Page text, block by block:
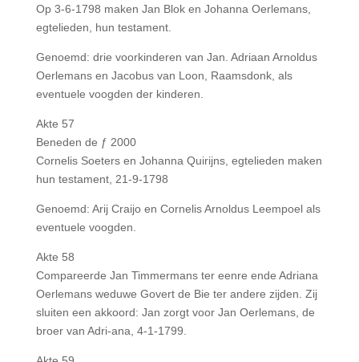
Op 3-6-1798 maken Jan Blok en Johanna Oerlemans,
egtelieden, hun testament.
Genoemd: drie voorkinderen van Jan. Adriaan Arnoldus
Oerlemans en Jacobus van Loon, Raamsdonk, als
eventuele voogden der kinderen.
Akte 57
Beneden de ƒ 2000
Cornelis Soeters en Johanna Quirijns, egtelieden maken
hun testament, 21-9-1798
Genoemd: Arij Craijo en Cornelis Arnoldus Leempoel als
eventuele voogden.
Akte 58
Compareerde Jan Timmermans ter eenre ende Adriana
Oerlemans weduwe Govert de Bie ter andere zijden. Zij
sluiten een akkoord: Jan zorgt voor Jan Oerlemans, de
broer van Adri-ana, 4-1-1799.